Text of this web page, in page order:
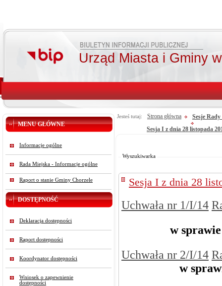
Urząd Miasta i Gminy
MENU GŁÓWNE
Informacje ogólne
Rada Miejska - Informacje ogólne
Raport o stanie Gminy Chorzele
DOSTĘPNOŚĆ
Deklaracja dostępności
Raport dostępności
Koordynator dostępności
Wniosek o zapewnienie
dostępności
Jesteś tutaj: Strona główna
Sesje
Sesja I z dnia 28 listopada
Wyszukiwarka
Sesja I z dnia 28
Uchwała nr 1/I/14
w
Uchwała nr 2/I/14
w